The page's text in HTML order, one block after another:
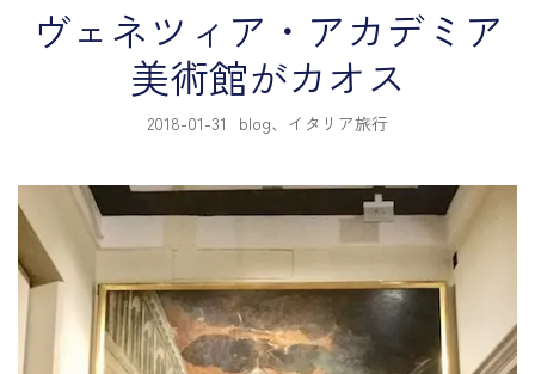
ヴェネツィア・アカデミア
美術館がカオス
2018-01-31 blog、 イタリア旅行